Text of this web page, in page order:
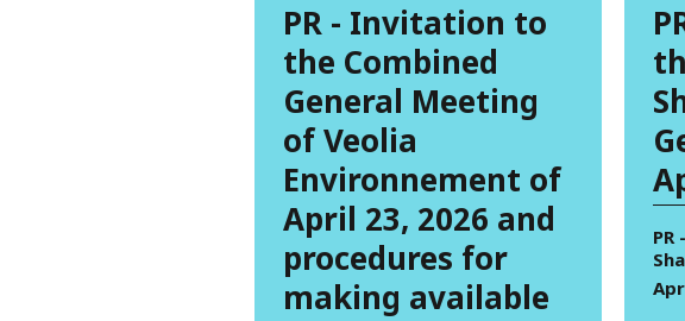
PR - Invitation to
the Combined
General Meeting
of Veolia
Environnement of
April 23, 2026 and
procedures for
making available